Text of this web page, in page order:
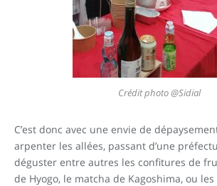
Crédit photo @Sidial
C’est donc avec une envie de
arpenter les allées, passant d’une
déguster entre autres les confitures de
de Hyogo, le matcha de Kagoshima, ou